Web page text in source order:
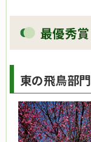
最優秀賞
東の飛鳥部門